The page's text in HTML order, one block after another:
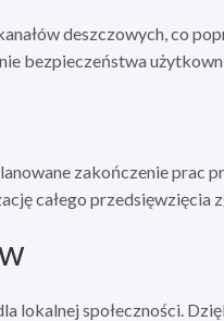
deszczowych, co
bezpieczeństwa
zakończenie prac
całego przedsięwzięcia
lokalnej społeczności.